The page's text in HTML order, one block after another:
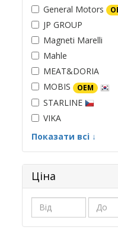
General Motors
JP GROUP
Magneti Marelli
Mahle
MEAT&DORIA
MOBIS
OEM
STARLINE
VIKA
Показати всі ↓
Ціна